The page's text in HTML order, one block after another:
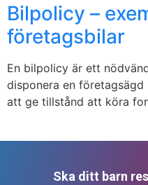
Bilpolicy –
företagsbilar
En bilpolicy är ett
disponera en
att ge tillstånd att köra
Ska ditt barn